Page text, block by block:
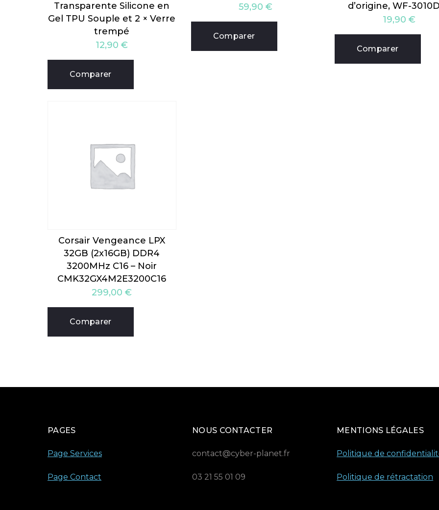
Transparente Silicone en
Gel TPU Souple et 2 × Verre
trempé
12,90€
Comparer
59,90 €
Comparer
d’origine, WF-
19,90 €
Comparer
Corsair Vengeance LPX
32GB (2x16GB) DDR4
3200MHz C16 – Noir
CMK32GX4M2E3200C16
299,00€
Comparer
PAGES
Page Services
Page Contact
NOUS CONTACTER
contact@cyber-planet.fr
03 21 55 01 09
MENTIONS LÉGALES
Politique de
Politique de rétractation